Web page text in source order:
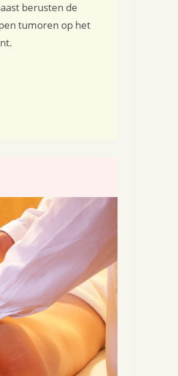
berusten de
tumoren op het